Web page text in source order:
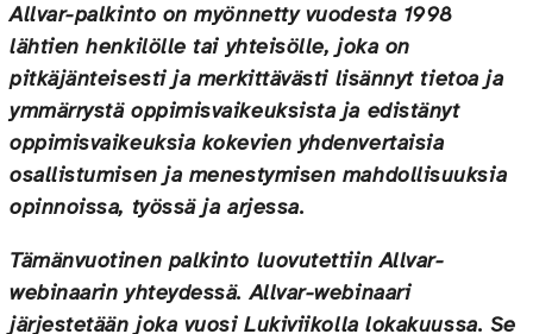
Allvar-palkinto on myönnetty vuodesta 1998
lähtien henkilölle tai yhteisölle, joka on
pitkäjänteisesti ja merkittävästi lisännyt tietoa ja
ymmärrystä oppimisvaikeuksista ja edistänyt
oppimisvaikeuksia kokevien yhdenvertaisia
osallistumisen ja menestymisen mahdollisuuksia
opinnoissa, työssä ja arjessa.
Tämänvuotinen palkinto luovutettiin Allvar-
webinaarin yhteydessä. Allvar-webinaari
järjestetään joka vuosi Lukiviikolla lokakuussa. Se